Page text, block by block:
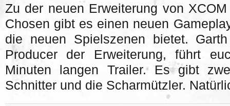
Zu der neuen Erweiterung von
Chosen gibt es einen neuen
die neuen Spielszenen bietet.
Producer der Erweiterung, führt
Minuten langen Trailer. Es gibt
Schnitter und die Scharmützler.